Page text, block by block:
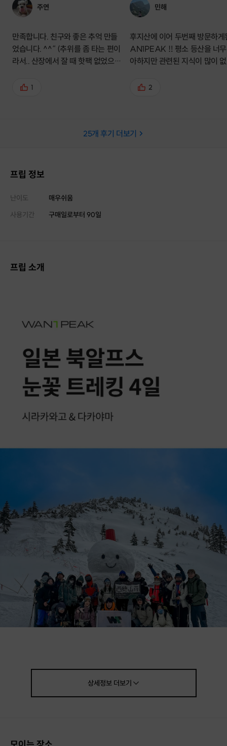
주연
만족합니다. 친구와 좋은 추억 만들
었습니다. ^^“ (추위를 좀 타는 편이
라서.. 산장에서 잘 때 핫팩 없었으면
1
민해
후지산에 이어 두번째 방문하
AN1PEAK ‼️ 평소 등산을 너무 좋
아하지만 관련된 지식이 많이
다 뿐만아니라 이번 여행은 다양한
전하고 든든하게 잘 해주셔서
2
25개 후기 더보기
프립 정보
난이도
매우쉬움
사용기간
구매일로부터 90일
프립 소개
상세정보더보기